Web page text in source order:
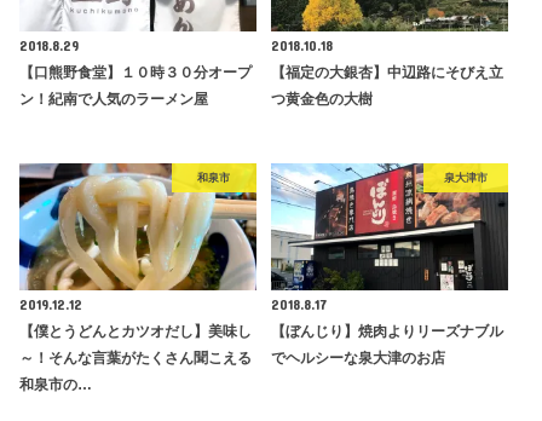
2018.8.29
【口熊野食堂】１０時３０分オープ
ン！紀南で人気のラーメン屋
2018.10.18
【福定の大銀杏】中辺路にそびえ立
つ黄金色の大樹
和泉市
2019.12.12
【僕とうどんとカツオだし】美味し
～！そんな言葉がたくさん聞こえる
和泉市の…
泉大津市
2018.8.17
【ぼんじり】焼肉よりリーズナブル
でヘルシーな泉大津のお店